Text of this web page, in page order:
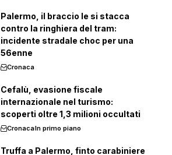
Palermo, il braccio le si stacca
contro la ringhiera del tram:
incidente stradale choc per una
56enne
Cronaca
Cefalù, evasione fiscale
internazionale nel turismo:
scoperti oltre 1,3 milioni occultati
CronacaIn primo piano
Truffa a Palermo, finto carabiniere